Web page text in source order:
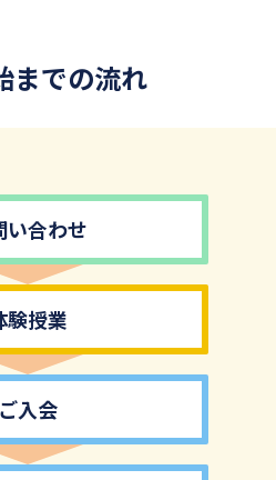
までの流れ
い合わせ
験授業
ご入会